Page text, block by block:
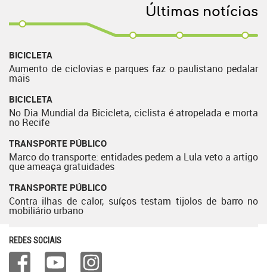
Últimas notícias
BICICLETA
Aumento de ciclovias e parques faz o paulistano pedalar
mais
BICICLETA
No Dia Mundial da Bicicleta, ciclista é atropelada e morta
no Recife
TRANSPORTE PÚBLICO
Marco do transporte: entidades pedem a Lula veto a artigo
que ameaça gratuidades
TRANSPORTE PÚBLICO
Contra ilhas de calor, suíços testam tijolos de barro no
mobiliário urbano
REDES SOCIAIS